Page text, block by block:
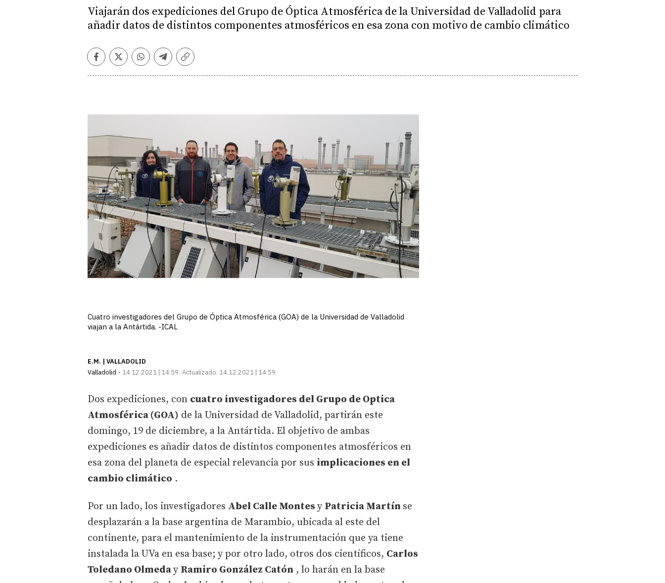
Viajarán dos expediciones del Grupo de Óptica Atmosférica de la Universidad de Valladolid para
añadir datos de distintos componentes atmosféricos en esa zona con motivo de cambio climático
Facebook
TwitterWhatsapp
Telegram
Copiar
Cuatro investigadores del Grupo de Óptica Atmosférica (GOA) de la Universidad de Valladolid
viajan a la Antártida. -ICAL
E.M. | VALLADOLID
Valladolid
14.12.2021 | 14:59 Actualizado: 14.12.2021 | 14:59
Dos expediciones, con cuatro investigadores del Grupo de Optica
Atmosférica (GOA) de la Universidad de Valladolid, partirán este
domingo, 19 de diciembre, a la Antártida. El objetivo de ambas
expediciones es añadir datos de distintos componentes atmosféricos en
esa zona del planeta de especial relevancia por sus implicaciones en el
cambio climático .
Por un lado, los investigadores Abel Calle Montes y Patricia Martín se
desplazarán a la base argentina de Marambio, ubicada al este del
continente, para el mantenimiento de la instrumentación que ya tiene
instalada la UVa en esa base; y por otro lado, otros dos científicos, Carlos
Toledano Olmeday Ramiro González Catón , lo harán en la base